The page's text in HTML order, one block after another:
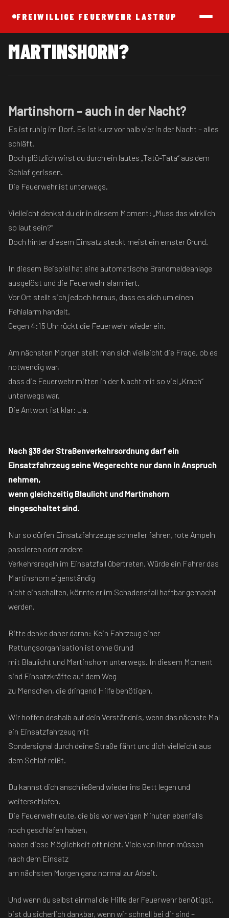
FREIWILLIGE FEUERWEHR LASTRUP
MARTINSHORN?
Martinshorn – auch in der Nacht?
Es ist ruhig im Dorf. Es ist kurz vor halb vier in der Nacht – alles
schläft.
Doch plötzlich wirst du durch ein lautes „Tatü-Tata“ aus dem
Schlaf gerissen.
Die Feuerwehr ist unterwegs.
Vielleicht denkst du dir in diesem Moment: „Muss das wirklich
so laut sein?“
Doch hinter diesem Einsatz steckt meist ein ernster Grund.
In diesem Beispiel hat eine automatische Brandmeldeanlage
ausgelöst und die Feuerwehr alarmiert.
Vor Ort stellt sich jedoch heraus, dass es sich um einen
Fehlalarm handelt.
Gegen 4:15 Uhr rückt die Feuerwehr wieder ein.
Am nächsten Morgen stellt man sich vielleicht die Frage, ob es
notwendig war,
dass die Feuerwehr mitten in der Nacht mit so viel „Krach“
unterwegs war.
Die Antwort ist klar: Ja.
Nach §38 der Straßenverkehrsordnung darf ein
Einsatzfahrzeug seine Wegerechte nur dann in Anspruch
nehmen,
wenn gleichzeitig Blaulicht und Martinshorn
eingeschaltet sind.
Nur so dürfen Einsatzfahrzeuge schneller fahren, rote Ampeln
passieren oder andere
Verkehrsregeln im Einsatzfall übertreten. Würde ein Fahrer das
Martinshorn eigenständig
nicht einschalten, könnte er im Schadensfall haftbar gemacht
werden.
Bitte denke daher daran: Kein Fahrzeug einer
Rettungsorganisation ist ohne Grund
mit Blaulicht und Martinshorn unterwegs. In diesem Moment
sind Einsatzkräfte auf dem Weg
zu Menschen, die dringend Hilfe benötigen.
Wir hoffen deshalb auf dein Verständnis, wenn das nächste Mal
ein Einsatzfahrzeug mit
Sondersignal durch deine Straße fährt und dich vielleicht aus
dem Schlaf reißt.
Du kannst dich anschließend wieder ins Bett legen und
weiterschlafen.
Die Feuerwehrleute, die bis vor wenigen Minuten ebenfalls
noch geschlafen haben,
haben diese Möglichkeit oft nicht. Viele von ihnen müssen
nach dem Einsatz
am nächsten Morgen ganz normal zur Arbeit.
Und wenn du selbst einmal die Hilfe der Feuerwehr benötigst,
bist du sicherlich dankbar, wenn wir schnell bei dir sind –